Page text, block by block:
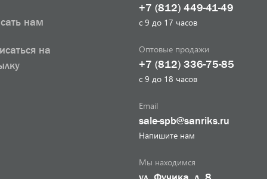
нам
на
+7 (812) 449-41-49
с 9 до 17 часов
Оптовые продажи
+7 (812) 336-75-85
с 9 до 18 часов
Email
sale-spb@sanriks.ru
Напишите нам
Мы находимся